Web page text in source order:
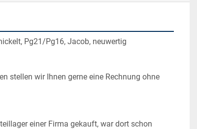
Pg21/Pg16, Jacob, neuwertig
stellen wir Ihnen gerne eine Rechnung ohne
einer Firma gekauft, war dort schon